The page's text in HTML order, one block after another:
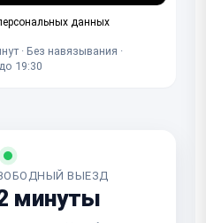
данных
· Без навязывания ·
19:30
ВЫЕЗД
минуты